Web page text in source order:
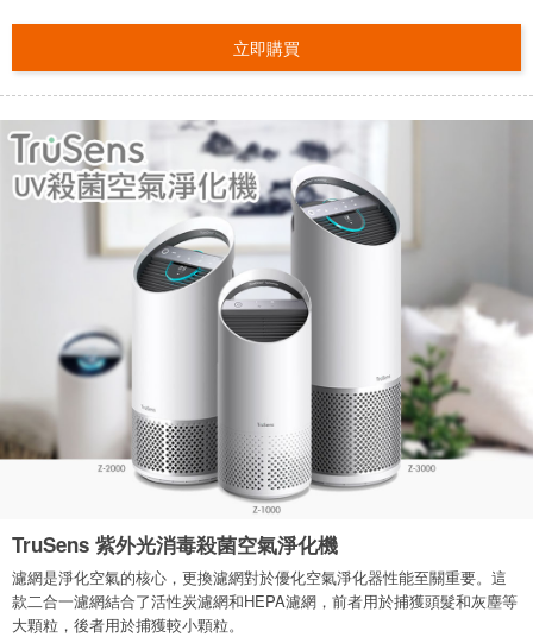
立即購買
TruSens 紫外光消毒殺菌空氣淨化機
濾網是淨化空氣的核心，更換濾網對於優化空氣淨化器性能至關重要。這
款二合一濾網結合了活性炭濾網和HEPA濾網，前者用於捕獲頭髮和灰塵等
大顆粒，後者用於捕獲較小顆粒。